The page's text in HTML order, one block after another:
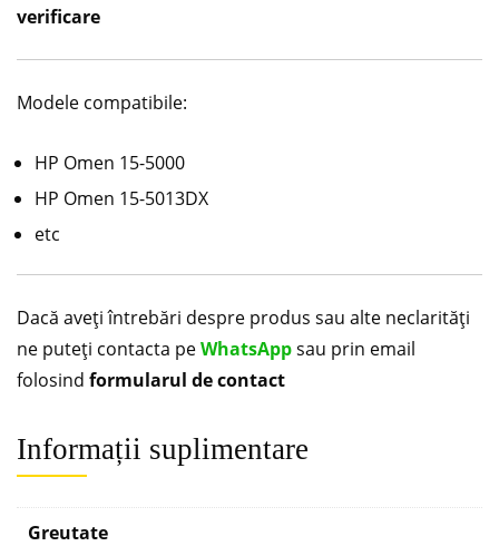
verificare
Modele compatibile:
HP Omen 15-5000
HP Omen 15-5013DX
etc
Dacă aveți întrebări despre produs sau alte neclarități
ne puteți contacta peWhatsAppsau prin email
folosind formularul de contact
Informații suplimentare
Greutate